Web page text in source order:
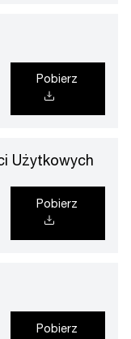
Pobierz
Użytkowych
Pobierz
Pobierz